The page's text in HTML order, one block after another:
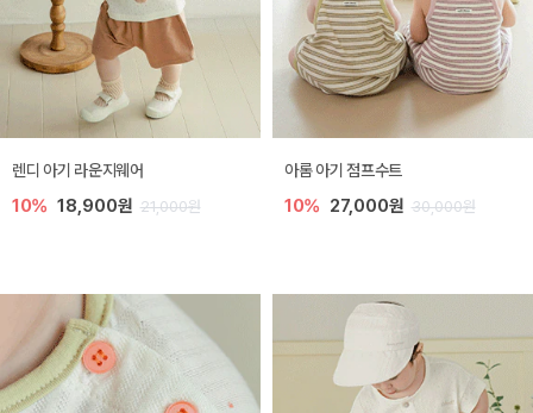
렌디 아기 라운지웨어
10% 18,900원 21,000원
아롬 아기 점프수트
10% 27,000원 30,000원